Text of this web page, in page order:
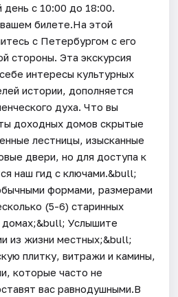
день c 10:00 до 18:00.
билете.На этой
с Петербургом с его
стороны. Эта экскурсия
интересы культурных
истории, дополняется
духа. Что вы
доходных домов скрытые
лестницы, изысканные
двери, но для доступа к
наш гид с ключами.&bull;
формами, размерами
(5-6) старинных
Услышите
из жизни местных;&bull;
плитку, витражи и камины,
которые часто не
вас равнодушными.В